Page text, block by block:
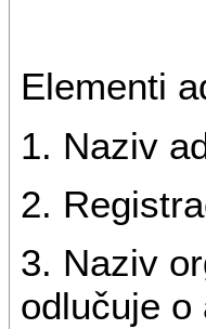
Elementi
1. Naziv
2.
3. Naziv
odlučuje o